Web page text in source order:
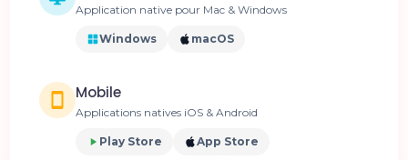
Application native pour Mac & Windows
Windows macOS
Mobile
Applications natives iOS & Android
Play Store App Store